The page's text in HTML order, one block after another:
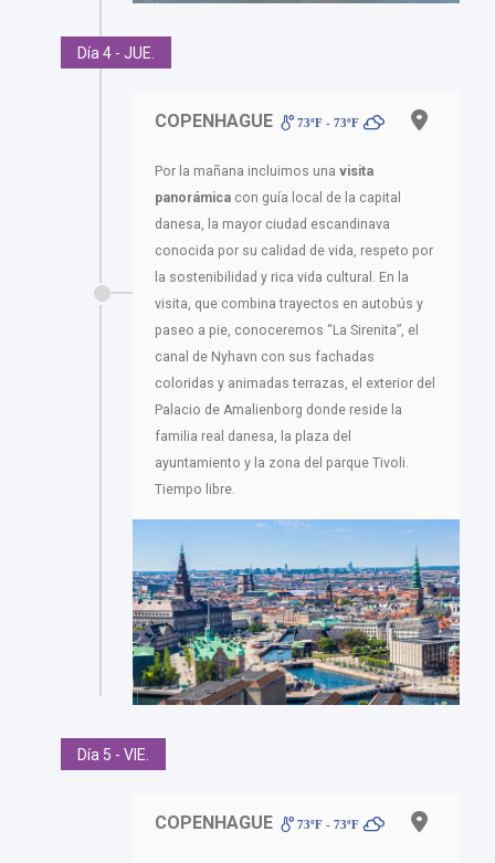
Día 4 - JUE.
COPENHAGUE 73ºF - 73ºF
Por la mañana incluimos una visita
panorámica con guía local de la capital
danesa, la mayor ciudad escandinava
conocida por su calidad de vida, respeto por
la sostenibilidad y rica vida cultural. En la
visita, que combina trayectos en autobús y
paseo a pie, conoceremos “La Sirenita”, el
canal de Nyhavn con sus fachadas
coloridas y animadas terrazas, el exterior del
Palacio de Amalienborg donde reside la
familia real danesa, la plaza del
ayuntamiento y la zona del parque Tivoli.
Tiempo libre.
Día 5 - VIE.
COPENHAGUE 73ºF - 73ºF